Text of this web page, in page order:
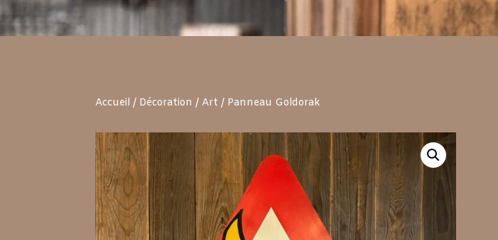
settings and even apply custom CSS to this text in the module Advanced settings.
Accueil / Décoration /Art / Panneau Goldorak